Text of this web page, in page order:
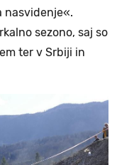
nasvidenje«.
sezono, saj so
ter v Srbiji in